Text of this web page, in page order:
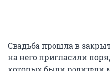
Свадьба прошла в
на него пригласили
которых были родители